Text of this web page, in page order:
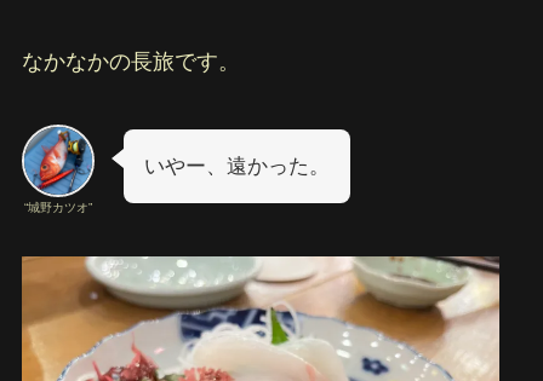
なかなかの長旅です。
“城野カツオ”
いやー、遠かった。